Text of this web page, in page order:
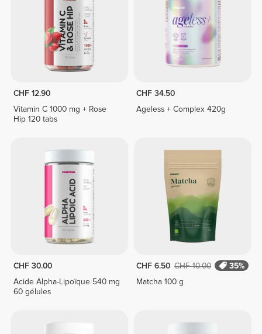
CHF 12.90
Vitamin C 1000 mg + Rose
Hip 120 tabs
CHF 34.50
Ageless + Complex 420g
CHF 30.00
Acide Alpha-Lipoïque 540 mg
60 gélules
CHF 6.50 CHF 10.00
35%
Matcha 100 g